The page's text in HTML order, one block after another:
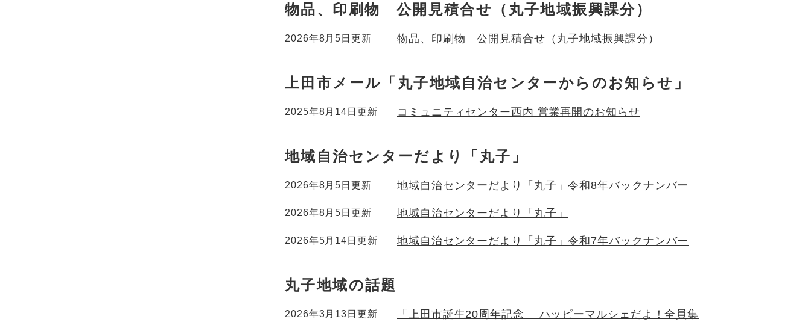
物品、印刷物 公開見積合せ（丸子地域振興課分）
2026年8月5日更新 物品、印刷物 公開見積合せ（丸子地域振興課分）
上田市メール「丸子地域自治センターからのお知らせ」
2025年8月14日更新 コミュニティセンター西内 営業再開のお知らせ
地域自治センターだより「丸子」
2026年8月5日更新 地域自治センターだより「丸子」令和8年バックナンバー
2026年8月5日更新 地域自治センターだより「丸子」
2026年5月14日更新 地域自治センターだより「丸子」令和7年バックナンバー
丸子地域の話題
2026年3月13日更新 「上田市誕生20周年記念 ハッピーマルシェだよ！全員集